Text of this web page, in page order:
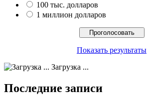
100 тыс. долларов
1 миллион долларов
Показать результаты
Загрузка ...
Последние записи